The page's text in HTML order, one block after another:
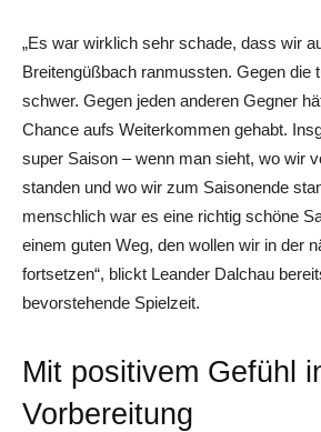
„Es war wirklich sehr schade, dass wir
Breitengüßbach ranmussten. Gegen die
schwer. Gegen jeden anderen Gegner
Chance aufs Weiterkommen gehabt.
super Saison – wenn man sieht, wo wir
standen und wo wir zum Saisonende
menschlich war es eine richtig schöne
einem guten Weg, den wollen wir in der
fortsetzen“, blickt Leander Dalchau
bevorstehende Spielzeit.
Mit positivem Gefühl
Vorbereitung